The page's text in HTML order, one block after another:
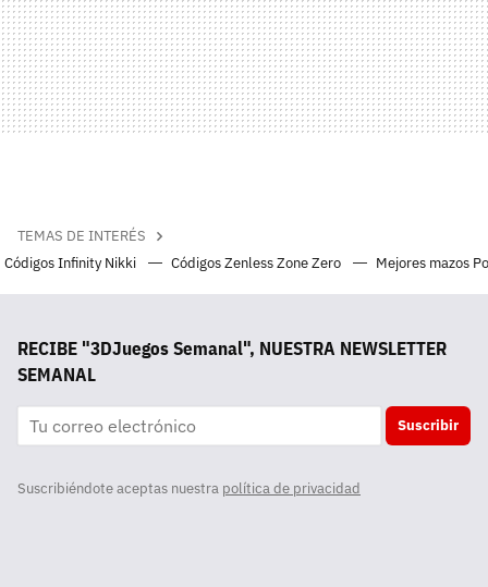
TEMAS DE INTERÉS
Códigos Infinity Nikki
Códigos Zenless Zone Zero Mejores mazos
RECIBE "3DJuegos Semanal", NUESTRA NEWSLETTER
SEMANAL
Suscribir
Suscribiéndote aceptas nuestra política de privacidad